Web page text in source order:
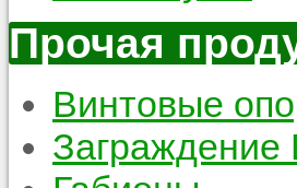
Прочая
Винтовые